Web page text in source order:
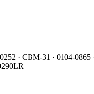
· CBM-31 · 0104-0865